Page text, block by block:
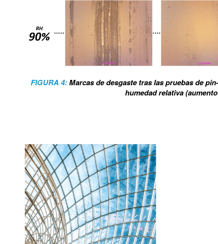
FIGURA 4:Marcas de desgaste tras las pruebas de
humedad relativa